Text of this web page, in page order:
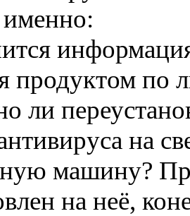
продуктом по
ли
на
машину?
на неё,